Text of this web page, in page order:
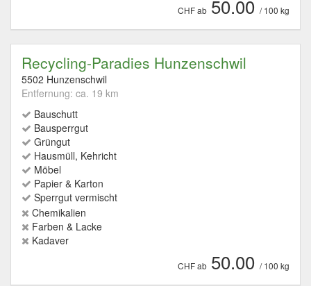
CHF ab 50.00 / 100 kg
Recycling-Paradies Hunzenschwil
5502 Hunzenschwil
Entfernung: ca. 19 km
Bauschutt
Bausperrgut
Grüngut
Hausmüll, Kehricht
Möbel
Papier & Karton
Sperrgut vermischt
Chemikalien
Farben & Lacke
Kadaver
CHF ab 50.00 / 100 kg